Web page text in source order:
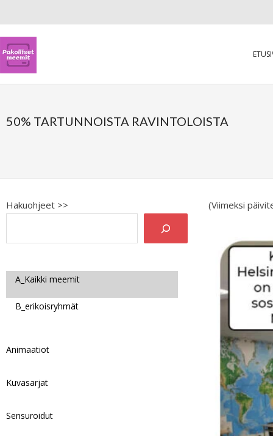
50% TARTUNNOISTA RAVINTOLOISTA
(Viimeksi
Hakuohjeet >>
A_Kaikki meemit
B_erikoisryhmät
Animaatiot
Kuvasarjat
Sensuroidut